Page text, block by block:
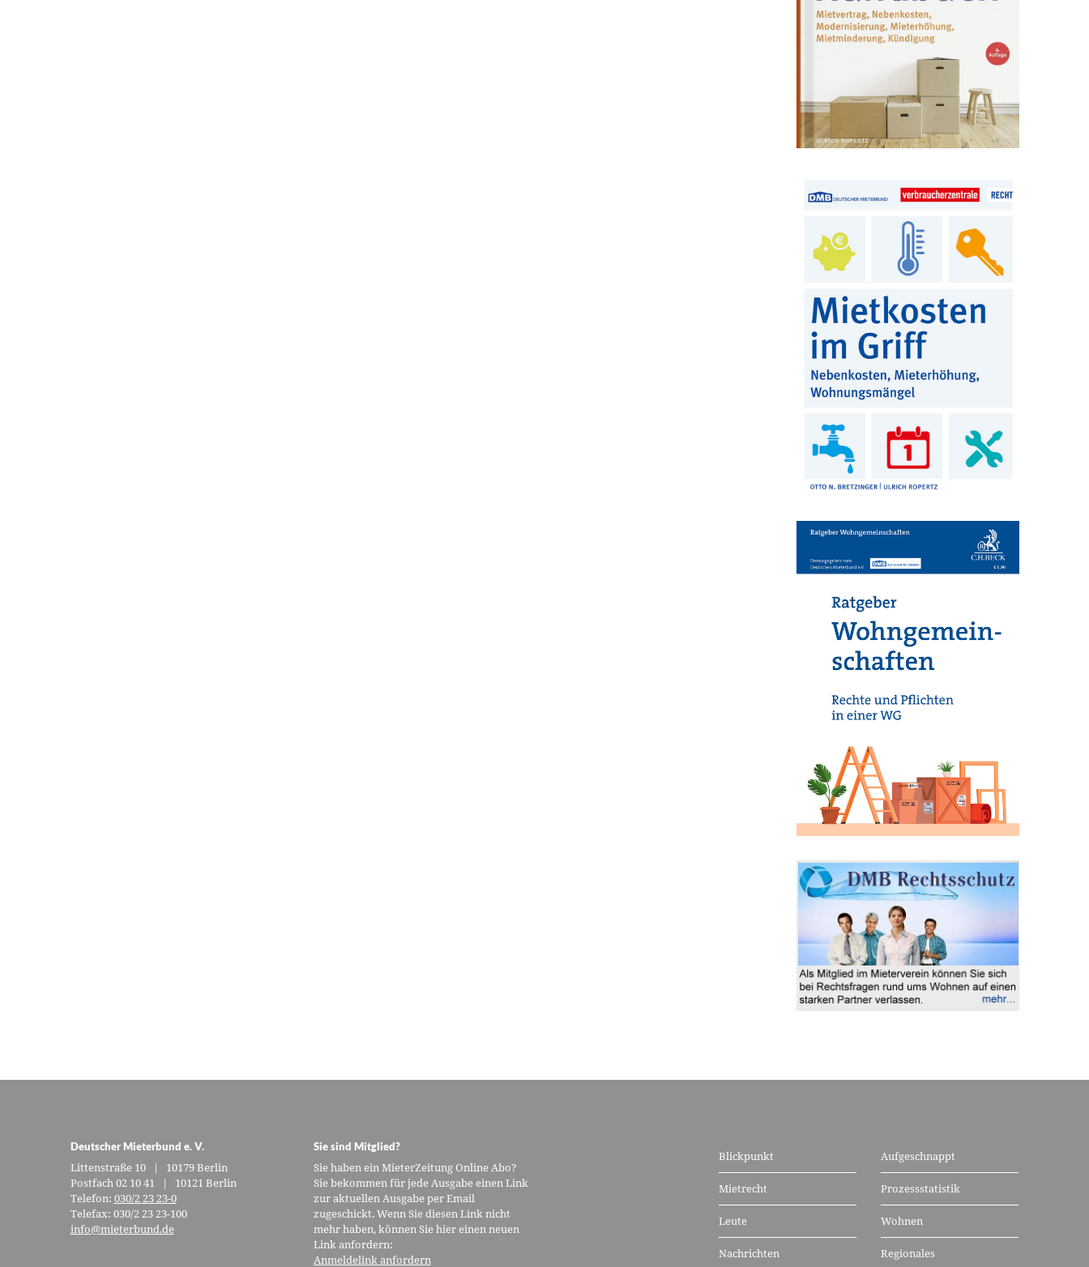
Deutscher Mieterbund e. V.
Littenstraße 10 | 10179 Berlin
Postfach 02 10 41 | 10121 Berlin
Telefon: 030/2 23 23-0
Telefax: 030/2 23 23-100
info@mieterbund.de
Sie sind Mitglied?
Sie haben ein MieterZeitung Online Abo?
Sie bekommen für jede Ausgabe einen Link
zur aktuellen Ausgabe per Email
zugeschickt. Wenn Sie diesen Link nicht
mehr haben, können Sie hier einen neuen
Link anfordern:
Anmeldelink anfordern
Blickpunkt
Mietrecht
Leute
Nachrichten
Aufgeschnappt
Prozessstatistik
Wohnen
Regionales